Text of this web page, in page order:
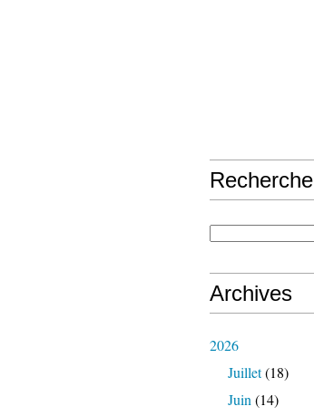
Recherche
Archives
2026
Juillet(18)
Juin (14)